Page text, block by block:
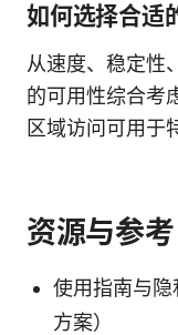
如何选择合适
从速度、稳定性
的可用性综合考
区域访问可用于
资源与参考
使用指南与
方案）